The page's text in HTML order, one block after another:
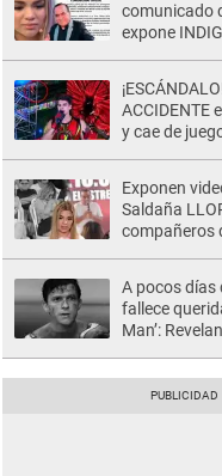
comunicado
expone
"Que he
ACCIDENTE
y cae de
Exponen
Saldaña
compañeros
A pocos días
fallece
Man’: